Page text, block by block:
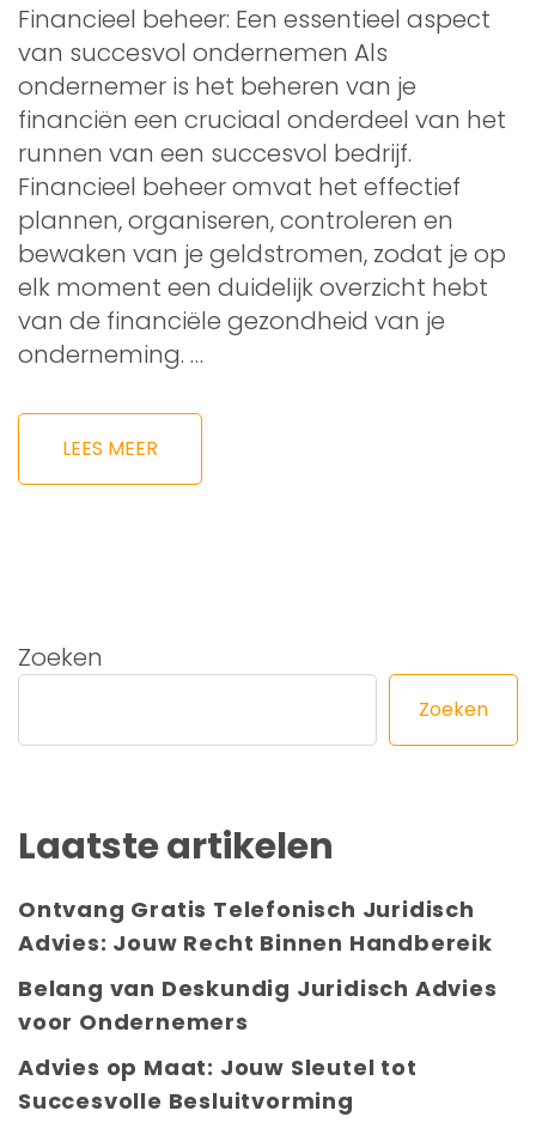
Financieel beheer: Een essentieel aspect
van succesvol ondernemen Als
ondernemer is het beheren van je
financiën een cruciaal onderdeel van het
runnen van een succesvol bedrijf.
Financieel beheer omvat het effectief
plannen, organiseren, controleren en
bewaken van je geldstromen, zodat je op
elk moment een duidelijk overzicht hebt
van de financiële gezondheid van je
onderneming. …
LEES MEER
Zoeken
Zoeken
Laatste artikelen
Ontvang Gratis Telefonisch Juridisch
Advies: Jouw Recht Binnen Handbereik
Belang van Deskundig Juridisch Advies
voor Ondernemers
Advies op Maat: Jouw Sleutel tot
Succesvolle Besluitvorming